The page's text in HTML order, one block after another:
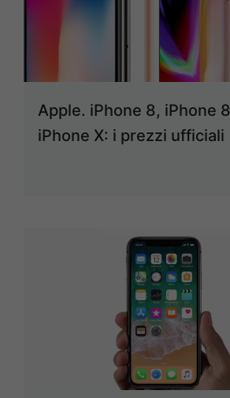
Apple. iPhone 8, iPhone
iPhone X: i prezzi ufficiali